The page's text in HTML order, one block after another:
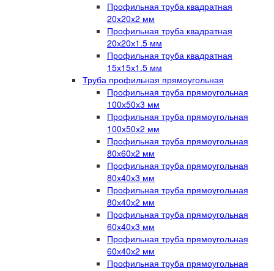
Профильная труба квадратная
20х20х2 мм
Профильная труба квадратная
20х20х1.5 мм
Профильная труба квадратная
15х15х1.5 мм
Труба профильная прямоугольная
Профильная труба прямоугольная
100х50х3 мм
Профильная труба прямоугольная
100х50х2 мм
Профильная труба прямоугольная
80х60х2 мм
Профильная труба прямоугольная
80х40х3 мм
Профильная труба прямоугольная
80х40х2 мм
Профильная труба прямоугольная
60х40х3 мм
Профильная труба прямоугольная
60х40х2 мм
Профильная труба прямоугольная